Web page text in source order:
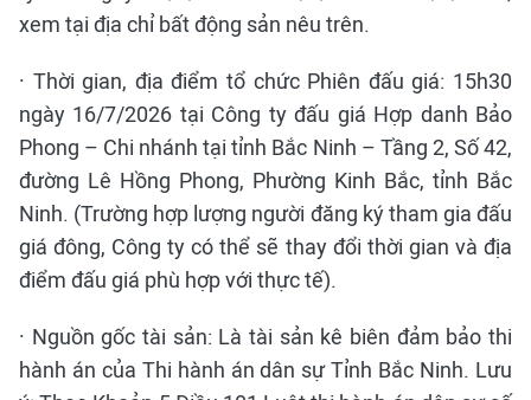
xem tại địa chỉ bất động sản nêu trên.
· Thời gian, địa điểm tổ chức Phiên đấu giá: 15h30
ngày 16/7/2026 tại Công ty đấu giá Hợp danh Bảo
Phong – Chi nhánh tại tỉnh Bắc Ninh – Tầng 2, Số 42,
đường Lê Hồng Phong, Phường Kinh Bắc, tỉnh Bắc
Ninh. (Trường hợp lượng người đăng ký tham gia đấu
giá đông, Công ty có thể sẽ thay đổi thời gian và địa
điểm đấu giá phù hợp với thực tế).
· Nguồn gốc tài sản: Là tài sản kê biên đảm bảo thi
hành án của Thi hành án dân sự Tỉnh Bắc Ninh. Lưu